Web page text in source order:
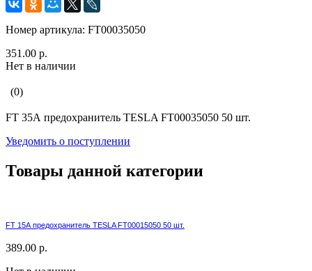
Номер артикула: FT00035050
351.00 р.
Нет в наличии
(0)
FT 35А предохранитель TESLA FT00035050 50 шт.
Уведомить о поступлении
Товары данной категории
FT 15А предохранитель TESLA FT00015050 50 шт.
389.00 р.